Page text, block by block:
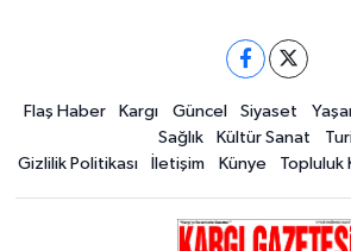
Flaş Haber Kargı Güncel Siyaset
Sağlık
Kültür Sanat
Gizlilik Politikası
İletişim Künye Topluluk